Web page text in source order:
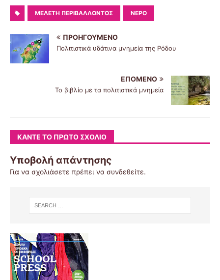
ΜΕΛΈΤΗ ΠΕΡΙΒΆΛΛΟΝΤΟΣ ΝΕΡΌ
ΠΡΟΗΓΟΎΜΕΝΟ
Πολιτιστικά υδάτινα μνημεία της Ρόδου
ΕΠΌΜΕΝΟ
Το βιβλίο με τα πολιτιστικά μνημεία
ΚΆΝΤΕ ΤΟ ΠΡΏΤΟ ΣΧΌΛΙΟ
Υποβολή απάντησης
Για να σχολιάσετε πρέπει να συνδεθείτε.